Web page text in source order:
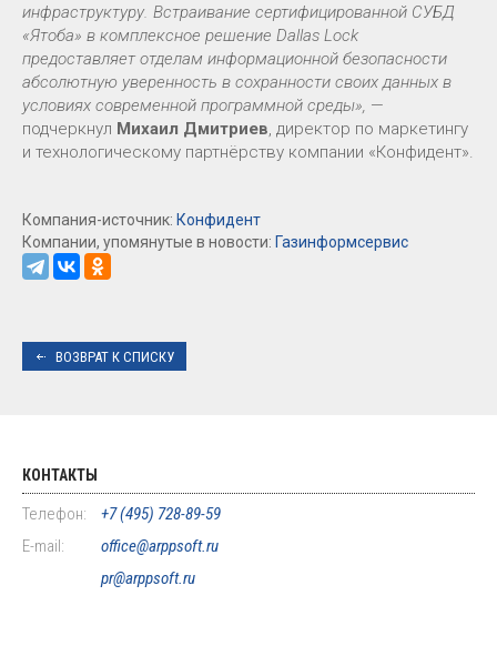
инфраструктуру. Встраивание сертифицированной СУБД
«Ятоба» в комплексное решение Dallas Lock
предоставляет отделам информационной безопасности
абсолютную уверенность в сохранности своих данных в
условиях современной программной среды», —
подчеркнул Михаил Дмитриев, директор по маркетингу
и технологическому партнёрству компании «Конфидент».
Компания-источник: Конфидент
Компании, упомянутые в новости: Газинформсервис
ВОЗВРАТ К СПИСКУ
КОНТАКТЫ
Телефон:
+7 (495) 728-89-59
E-mail:
office@arppsoft.ru
pr@arppsoft.ru